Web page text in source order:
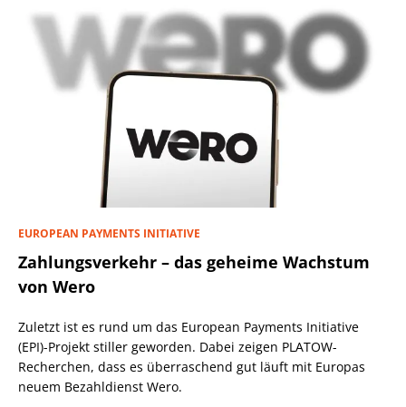
EUROPEAN PAYMENTS INITIATIVE
Zahlungsverkehr – das geheime Wachstum
von Wero
Zuletzt ist es rund um das European Payments Initiative
(EPI)-Projekt stiller geworden. Dabei zeigen PLATOW-
Recherchen, dass es überraschend gut läuft mit Europas
neuem Bezahldienst Wero.